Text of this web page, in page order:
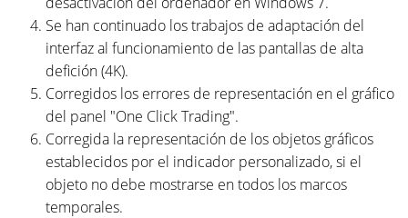
Se han continuado los trabajos de adaptación del
interfaz al funcionamiento de las pantallas de alta
defición (4K).
Corregidos los errores de representación en el gráfico
del panel "One Click Trading".
Corregida la representación de los objetos gráficos
establecidos por el indicador personalizado, si el
objeto no debe mostrarse en todos los marcos
temporales.